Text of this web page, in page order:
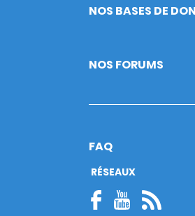
NOS BASES DE
NOS FORUMS
FAQ
RÉSEAUX